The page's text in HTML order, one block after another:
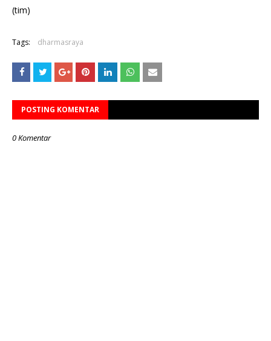
(tim)
Tags: dharmasraya
POSTING KOMENTAR
0 Komentar